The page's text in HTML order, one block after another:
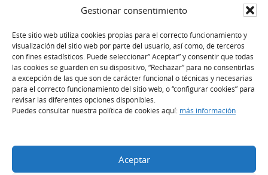
Gestionar consentimiento
Este sitio web utiliza cookies propias para el correcto funcionamiento y
visualización del sitio web por parte del usuario, así como, de terceros
con fines estadísticos. Puede seleccionar” Aceptar” y consentir que todas
las cookies se guarden en su dispositivo, “Rechazar” para no consentirlas
a excepción de las que son de carácter funcional o técnicas y necesarias
para el correcto funcionamiento del sitio web, o “configurar cookies” para
revisar las diferentes opciones disponibles.
Puedes consultar nuestra política de cookies aquí: más información
Aceptar
Comisionado de Transparencia